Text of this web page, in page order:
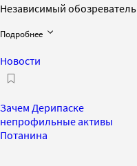
Независимый обозреватель
Подробнее
Новости
Зачем Дерипаске
непрофильные активы
Потанина